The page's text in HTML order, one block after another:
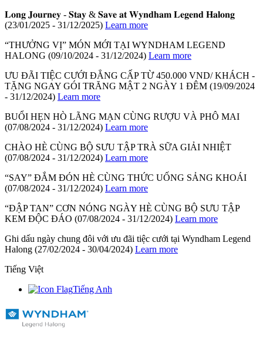
𝐋𝐨𝐧𝐠 𝐉𝐨𝐮𝐫𝐧𝐞𝐲 - 𝐒𝐭𝐚𝐲 & 𝐒𝐚𝐯𝐞 𝐚𝐭 𝐖𝐲𝐧𝐝𝐡𝐚𝐦 𝐋𝐞𝐠𝐞𝐧𝐝 𝐇𝐚𝐥𝐨𝐧𝐠
(23/01/2025 - 31/12/2025) Learn more
“THƯỞNG VỊ” MÓN MỚI TẠI WYNDHAM LEGEND
HALONG (09/10/2024 - 31/12/2024) Learn more
ƯU ĐÃI TIỆC CƯỚI ĐẲNG CẤP TỪ 450.000 VND/ KHÁCH -
TẶNG NGAY GÓI TRĂNG MẬT 2 NGÀY 1 ĐÊM (19/09/2024
- 31/12/2024) Learn more
BUỔI HẸN HÒ LÃNG MẠN CÙNG RƯỢU VÀ PHÔ MAI
(07/08/2024 - 31/12/2024) Learn more
CHÀO HÈ CÙNG BỘ SƯU TẬP TRÀ SỮA GIẢI NHIỆT
(07/08/2024 - 31/12/2024) Learn more
“SAY” ĐẮM ĐÓN HÈ CÙNG THỨC UỐNG SẢNG KHOÁI
(07/08/2024 - 31/12/2024) Learn more
“ĐẬP TAN” CƠN NÓNG NGÀY HÈ CÙNG BỘ SƯU TẬP
KEM ĐỘC ĐÁO (07/08/2024 - 31/12/2024) Learn more
Ghi dấu ngày chung đôi với ưu đãi tiệc cưới tại Wyndham Legend
Halong (27/02/2024 - 30/04/2024) Learn more
Tiếng Việt
Tiếng Anh